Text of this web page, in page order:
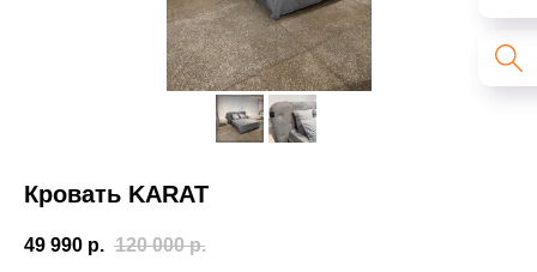
Кровать KARAT
49 990 р. 120 000 р.